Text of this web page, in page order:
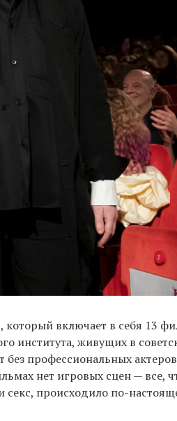
включает в себя 13
института, живущих в
без профессиональных
нет игровых сцен — все,
секс, происходило по-